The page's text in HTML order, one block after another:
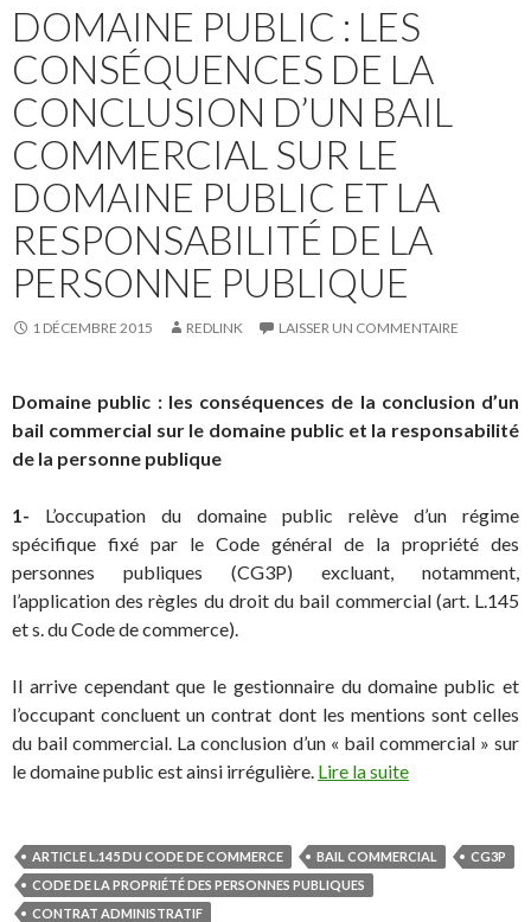
DOMAINE PUBLIC : LES
CONSÉQUENCES DE LA
CONCLUSION D’UN BAIL
COMMERCIAL SUR LE
DOMAINE PUBLIC ET LA
RESPONSABILITÉ DE LA
PERSONNE PUBLIQUE
1 DÉCEMBRE 2015 REDLINK LAISSER UN COMMENTAIRE
Domaine public : les conséquences de la conclusion d’un
bail commercial sur le domaine public et la responsabilité
de la personne publique
1- L’occupation du domaine public relève d’un régime
spécifique fixé par le Code général de la propriété des
personnes publiques (CG3P) excluant, notamment,
l’application des règles du droit du bail commercial (art. L.145
et s. du Code de commerce).
Il arrive cependant que le gestionnaire du domaine public et
l’occupant concluent un contrat dont les mentions sont celles
du bail commercial. La conclusion d’un « bail commercial » sur
le domaine public est ainsi irrégulière. Lire la suite
ARTICLE L.145 DU CODE DE COMMERCE BAIL COMMERCIAL
CG3P
CODE DE LA PROPRIÉTÉ DES PERSONNES PUBLIQUES
CONTRAT ADMINISTRATIF